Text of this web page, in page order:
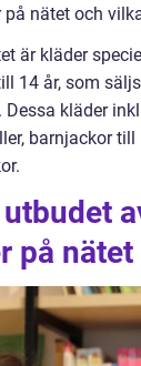
nätet och
är kläder
14 år, som
kläder
barnjackor
på